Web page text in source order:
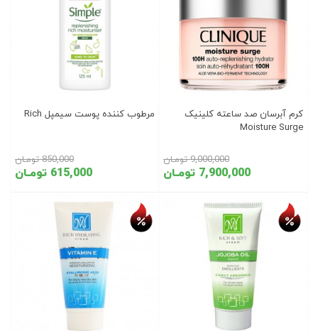
کرم آبرسان صد ساعته کلینیک
Moisture Surge
7,900,000 تومـان
9,000,000 تومـان
مرطوب کننده پوست سیمپل Rich
615,000 تومـان
850,000 تومـان